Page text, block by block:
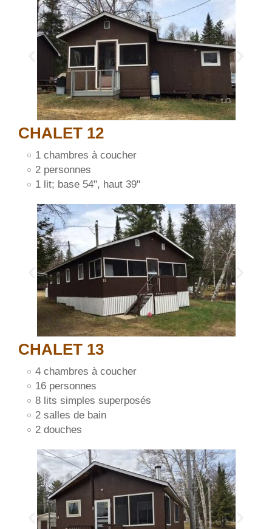
CHALET 12
1 chambres à coucher
2 personnes
1 lit; base 54", haut 39"
CHALET 13
4 chambres à coucher
16 personnes
8 lits simples superposés
2 salles de bain
2 douches